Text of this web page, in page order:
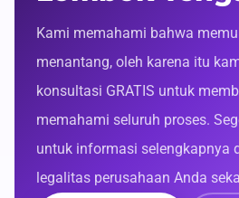
Kami memahami bahwa
menantang, oleh karena itu
konsultasi GRATIS untuk
memahami seluruh proses.
untuk informasi selengkapnya
legalitas perusahaan Anda